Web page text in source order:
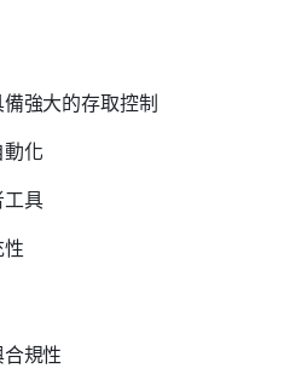
強大的存取控制
化
工具
規性